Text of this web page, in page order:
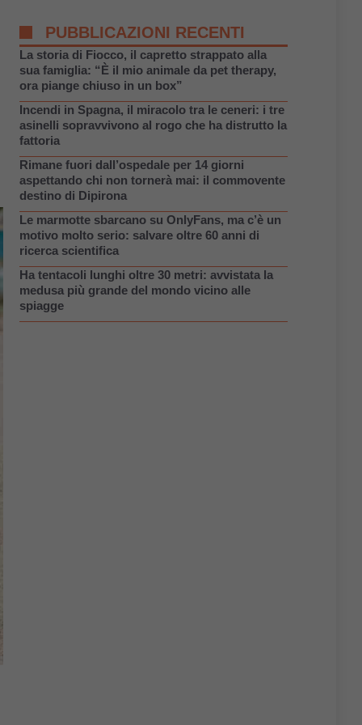
PUBBLICAZIONI RECENTI
La storia di Fiocco, il capretto strappato alla
sua famiglia: “È il mio animale da pet therapy,
ora piange chiuso in un box”
Incendi in Spagna, il miracolo tra le ceneri: i tre
asinelli sopravvivono al rogo che ha distrutto la
fattoria
Rimane fuori dall’ospedale per 14 giorni
aspettando chi non tornerà mai: il commovente
destino di Dipirona
Le marmotte sbarcano su OnlyFans, ma c’è un
motivo molto serio: salvare oltre 60 anni di
ricerca scientifica
Ha tentacoli lunghi oltre 30 metri: avvistata la
medusa più grande del mondo vicino alle
spiagge